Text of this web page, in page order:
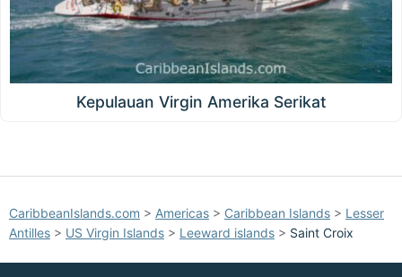
Kepulauan Virgin Amerika Serikat
CaribbeanIslands.com > Americas > Caribbean Islands > Lesser
Antilles > US Virgin Islands > Leeward islands > Saint Croix